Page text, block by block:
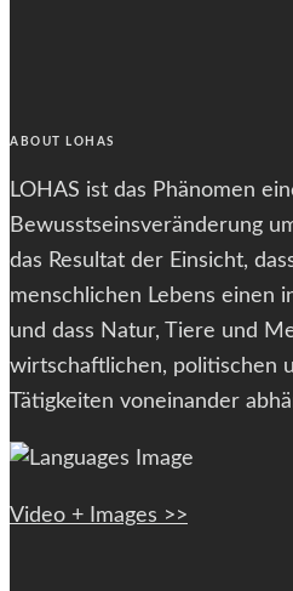
ABOUT LOHAS
LOHAS ist das Phänomen
Bewusstseinsveränderung
das Resultat der Einsicht,
menschlichen Lebens einen
und dass Natur, Tiere und
wirtschaftlichen, politischen
Tätigkeiten voneinander
Video + Images >>